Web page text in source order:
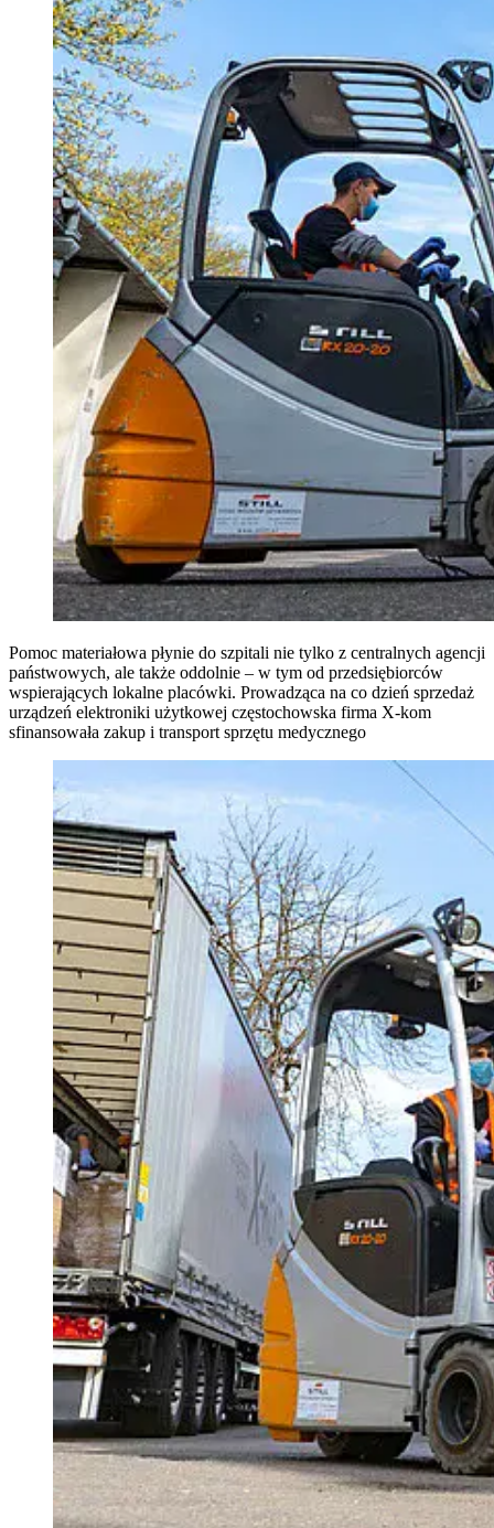
Pomoc materiałowa płynie do szpitali nie tylko z centralnych agencji
państwowych, ale także oddolnie – w tym od przedsiębiorców
wspierających lokalne placówki. Prowadząca na co dzień sprzedaż
urządzeń elektroniki użytkowej częstochowska firma X-kom
sfinansowała zakup i transport sprzętu medycznego